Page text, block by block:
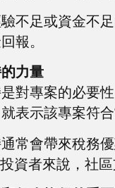
不足或資金不
報。
力量
對專案的必要
表示該專案符
常會帶來稅務
資者來說，社